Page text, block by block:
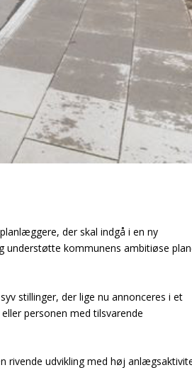
der skal indgå i en ny
understøtte kommunens ambitiøse
stillinger, der lige nu annonceres i et
personen med tilsvarende
rivende udvikling med høj